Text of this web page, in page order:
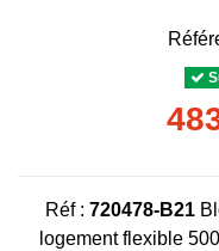
Réf : 720478-B21
logement flexible